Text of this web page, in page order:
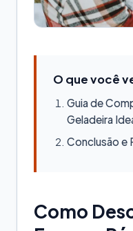
O que você
Guia de
Geladeira
Conclusão e
Como